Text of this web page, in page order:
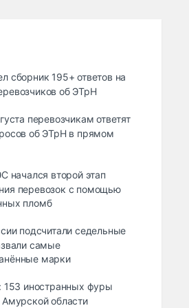
сборник 195+ ответов на
об ЭТрН
перевозчикам ответят
об ЭТрН в прямом
начался второй этап
перевозок с помощью
пломб
подсчитали седельные
самые
марки
153 иностранных фуры
Амурской области